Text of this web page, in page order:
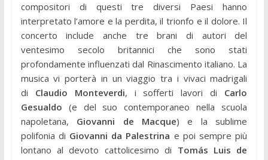
compositori di questi tre diversi Paesi hanno
interpretato l’amore e la perdita, il trionfo e il dolore. Il
concerto include anche tre brani di autori del
ventesimo secolo britannici che sono stati
profondamente influenzati dal Rinascimento italiano. La
musica vi porterà in un viaggio tra i vivaci madrigali
di Claudio Monteverdi, i sofferti lavori di Carlo
Gesualdo (e del suo contemporaneo nella scuola
napoletana, Giovanni de Macque) e la sublime
polifonia di Giovanni da Palestrina e poi sempre più
lontano al devoto cattolicesimo di Tomás Luis de